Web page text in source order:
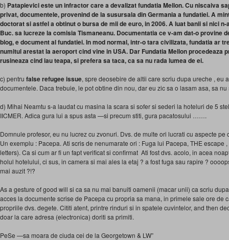
b) Patapievici este un infractor care a devalizat fundatia Mellon. Cu niscaiva
privat, documentele, provenind de la susursala din Germania a fundatiei. A
doctorat si astfel a obtinut o bursa de mii de euro, in 2006. A luat banii si nici
Buc. sa lucreze la comisia Tismaneanu. Documentatia ce v-am dat-o provine
blog, e document al fundatiei. In mod normal, intr-o tara civilizata, fundatia ar
numitul arestat la aeroport cind vine in USA. Dar Fundatia Mellon procedeaza
rusineaza cind iau teapa, si prefera sa taca, ca sa nu rada lumea de ei.
c) pentru false refugee issue, spre deosebire de altii care scriu dupa ureche , eu
documentele. Daca trebuie, le pot obtine din nou, dar eu zic sa o lasam asa, sa
d) Mihai Neamtu s-a laudat cu masina la scara si sofer si sederi la hoteluri de 5
IICMER. Adica gura lui a spus asta —si precum stiti, gura pacatosului …….
Domnule profesor, eu nu lucrez cu zvonuri. Dvs. de multe ori lucrati cu aspecte
Un exemplu : Pacepa. Ati scris de nenumarate ori : Fuga lui Pacepa, THE escape
letters). Ca si cum ar fi un fapt verificat si confirmat Ati fost dvs. acolo, in acea
holul hotelului, ci sus, in camera si mai ales la etaj ? a fost fuga sau rapire ?
mai auzit ?!?
As a gesture of good will si ca sa nu mai banuiti oamenii (macar unii) ca scriu
acces la documente scrise de Pacepa cu propria sa mana, in primele sale ore de
propriile dvs. degete. Cititi atent, printre rinduri si in spatele cuvintelor, and then
doar la care adresa (electronica) doriti sa primiti.
PeSe —sa moara de ciuda cei de la Georgetown & LW”